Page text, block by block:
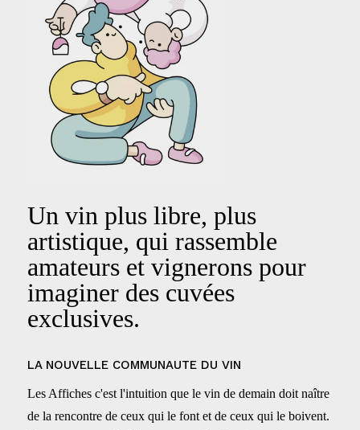
Un vin plus libre, plus
artistique, qui rassemble
amateurs et vignerons pour
imaginer des cuvées
exclusives.
LA NOUVELLE COMMUNAUTE DU VIN
Les Affiches c'est l'intuition que le vin de demain doit naître
de la rencontre de ceux qui le font et de ceux qui le boivent.